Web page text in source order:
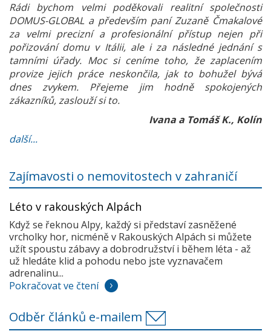
Rádi bychom velmi poděkovali realitní společnosti
DOMUS-GLOBAL a především paní Zuzaně Čmakalové
za velmi precizní a profesionální přístup nejen při
pořizování domu v Itálii, ale i za následné jednání s
tamními úřady. Moc si ceníme toho, že zaplacením
provize jejich práce neskončila, jak to bohužel bývá
dnes zvykem. Přejeme jim hodně spokojených
zákazníků, zaslouží si to.
Ivana a Tomáš K., Kolín
další...
Zajímavosti o nemovitostech v zahraničí
Léto v rakouských Alpách
Když se řeknou Alpy, každý si představí zasněžené
vrcholky hor, nicméně v Rakouských Alpách si můžete
užít spoustu zábavy a dobrodružství i během léta - až
už hledáte klid a pohodu nebo jste vyznavačem
adrenalinu...
Pokračovat ve čtení
Odběr článků e-mailem